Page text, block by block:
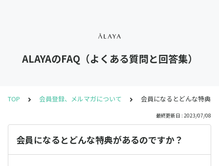
ALAYAのFAQ（よくある質問と回答集）
TOP 会員登録、メルマガについて 会員になるとどんな特典
最終更新日 : 2023/07/08
会員になるとどんな特典があるのですか？